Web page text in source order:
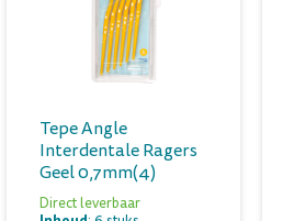
Tepe Angle
Interdentale Ragers
Geel 0,7mm(4)
Direct leverbaar